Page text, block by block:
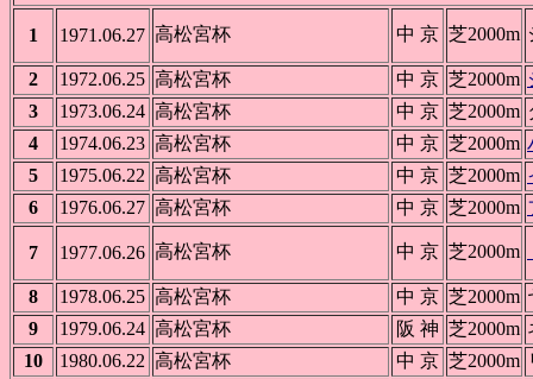
1 1971.06.27 高松宮杯 中 京 芝2000m
2 1972.06.25 高松宮杯 中 京 芝2000m
3
1973.06.24 高松宮杯 中 京 芝2000m
4
1974.06.23 高松宮杯 中 京 芝2000m
5
1975.06.22 高松宮杯 中 京 芝2000m
6
1976.06.27 高松宮杯 中 京 芝2000m
7 1977.06.26 高松宮杯 中 京 芝2000m
8 1978.06.25 高松宮杯 中 京 芝2000m
9
1979.06.24 高松宮杯 阪 神 芝2000m
10
1980.06.22 高松宮杯 中 京 芝2000m